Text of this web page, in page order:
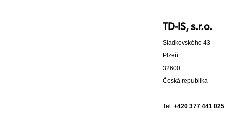
TD-IS, s.r.o.
Sladkovského 43
Plzeň
32600
Česká republika
Tel.:+420 377 441 025